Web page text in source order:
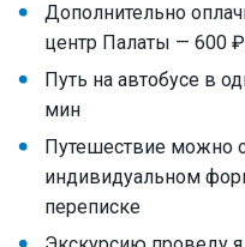
Дополнительно
центр Палаты — 600
Путь на автобусе в
мин
Путешествие можно
индивидуальном
переписке